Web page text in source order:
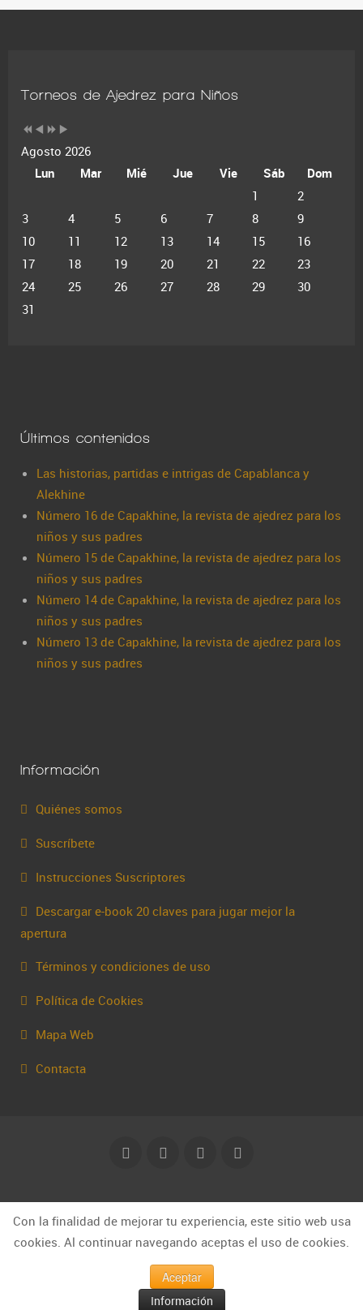
Torneos de Ajedrez para Niños
Agosto 2026
Lun
Mar Mié Jue Vie Sáb
Dom
1
2
3
4 5 6 7 8
9
10
11 12 13 14 15
16
17
18 19 20 21 22
23
24
25 26 27 28 29
30
31
Últimos contenidos
Las historias, partidas e intrigas de Capablanca y
Alekhine
Número 16 de Capakhine, la revista de ajedrez para los
niños y sus padres
Número 15 de Capakhine, la revista de ajedrez para los
niños y sus padres
Número 14 de Capakhine, la revista de ajedrez para los
niños y sus padres
Número 13 de Capakhine, la revista de ajedrez para los
niños y sus padres
Información
Quiénes somos
Suscríbete
Instrucciones Suscriptores
Descargar e-book 20 claves para jugar mejor la
apertura
Términos y condiciones de uso
Política de Cookies
Mapa Web
Contacta
© Capakhine 2025 | capakhine@gmail.com
Con la finalidad de mejorar tu experiencia, este sitio web usa
cookies. Al continuar navegando aceptas el uso de cookies.
Aceptar
Información